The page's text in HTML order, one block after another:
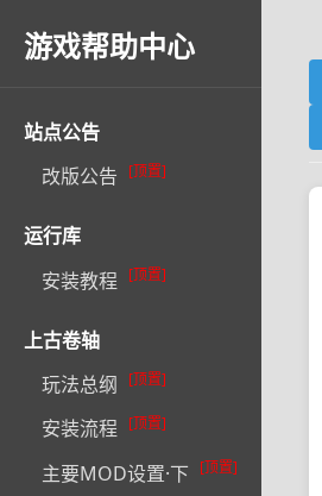
游戏帮助中心
站点公告
改版公告
[顶置]
运行库
安装教程
[顶置]
上古卷轴
玩法总纲
[顶置]
安装流程 [顶置]
主要MOD设置·下 [顶置]